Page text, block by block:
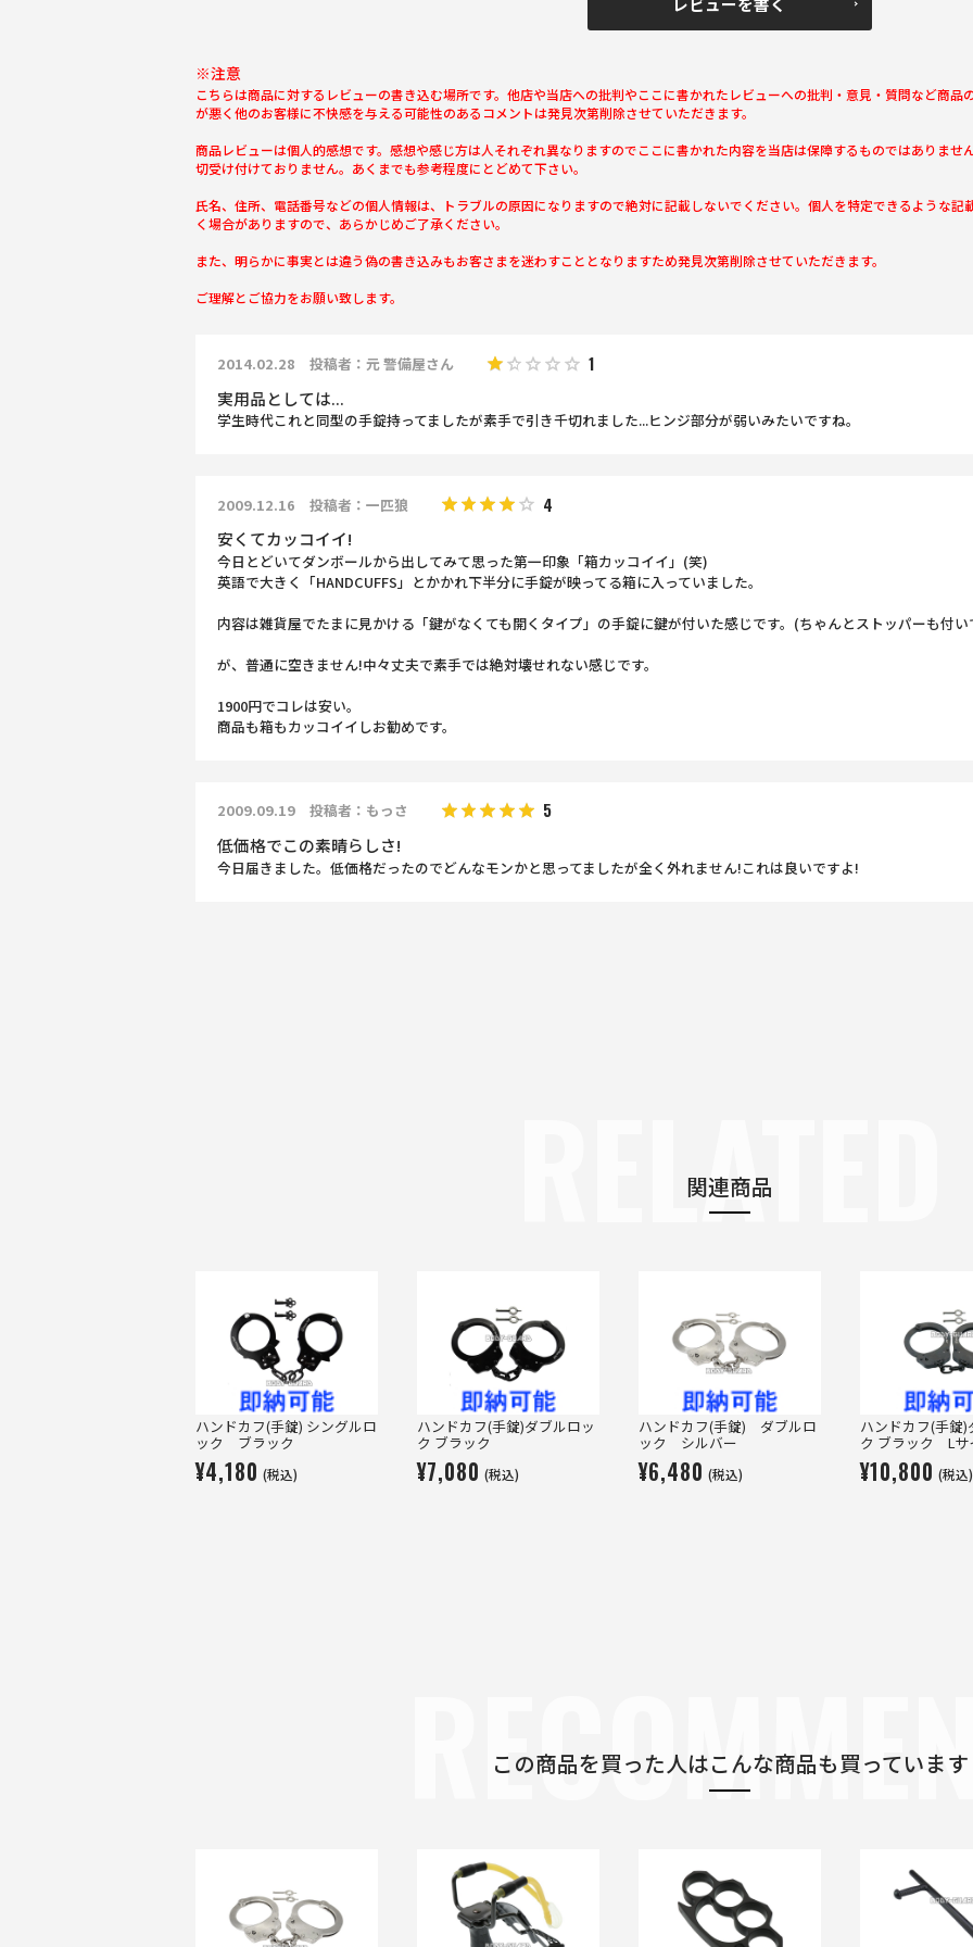
※注意
こちらは商品に対するレビューの書き込む場所です。他店や当店への批判やここに書かれたレビューへの批判・意見・質問など商
が悪く他のお客様に不快感を与える可能性のあるコメントは発見次第削除させていただきます。
商品レビューは個人的感想です。感想や感じ方は人それぞれ異なりますのでここに書かれた内容を当店は保障するものではありませ
切受け付けておりません。あくまでも参考程度にとどめて下さい。
氏名、住所、電話番号などの個人情報は、トラブルの原因になりますので絶対に記載しないでください。個人を特定できるような
く場合がありますので、あらかじめご了承ください。
また、明らかに事実とは違う偽の書き込みもお客さまを迷わすこととなりますため発見次第削除させていただきます。
ご理解とご協力をお願い致します。
2014.02.28 投稿者：元 警備屋さん 1
実用品としては...
学生時代これと同型の手錠持ってましたが素手で引き千切れました...ヒンジ部分が弱いみたいですね。
2009.12.16 投稿者：一匹狼 4
安くてカッコイイ!
今日とどいてダンボールから出してみて思った第一印象「箱カッコイイ」(笑)
英語で大きく「HANDCUFFS」とかかれ下半分に手錠が映ってる箱に入っていました。
内容は雑貨屋でたまに見かける「鍵がなくても開くタイプ」の手錠に鍵が付いた感じです。(ちゃんとストッパーも付い
が、普通に空きません!中々丈夫で素手では絶対壊せれない感じです。
1900円でコレは安い。
商品も箱もカッコイイしお勧めです。
2009.09.19 投稿者：もっさ 5
低価格でこの素晴らしさ!
今日届きました。低価格だったのでどんなモンかと思ってましたが全く外れません!これは良いですよ!
関連商品
RELATED
ハンドカフ(手錠) シングルロ
ック ブラック
¥4,180 (税込)
ハンドカフ(手錠)ダブルロッ
ク ブラック
¥7,080 (税込)
ハンドカフ(手錠) ダブルロ
ック シルバー
¥6,480 (税込)
ハンドカフ(手錠)
ク ブラック Lサ
¥10,800 (税込)
この商品を買った人はこんな商品も買っています
RECOMMEND